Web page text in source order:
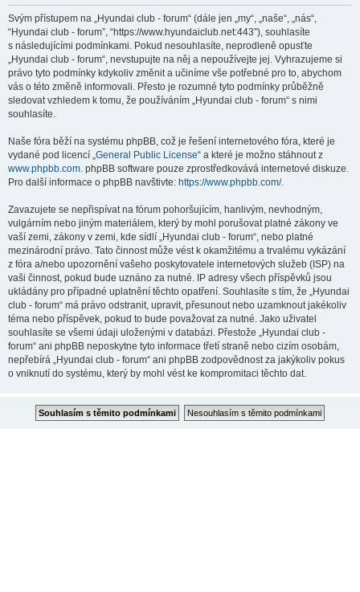
Svým přístupem na „Hyundai club - forum“ (dále jen „my“, „naše“, „nás“,
“Hyundai club - forum”, “https://www.hyundaiclub.net:443”), souhlasíte
s následujícími podmínkami. Pokud nesouhlasíte, neprodleně opusťte
„Hyundai club - forum“, nevstupujte na něj a nepoužívejte jej. Vyhrazujeme si
právo tyto podmínky kdykoliv změnit a učiníme vše potřebné pro to, abychom
vás o této změně informovali. Přesto je rozumné tyto podmínky průběžně
sledovat vzhledem k tomu, že používáním „Hyundai club - forum“ s nimi
souhlasíte.
Naše fóra běží na systému phpBB, což je řešení internetového fóra, které je
vydané pod licencí „General Public License“ a které je možno stáhnout z
www.phpbb.com. phpBB software pouze zprostředkovává internetové diskuze.
Pro další informace o phpBB navštivte: https://www.phpbb.com/.
Zavazujete se nepřispívat na fórum pohoršujícím, hanlivým, nevhodným,
vulgárním nebo jiným materiálem, který by mohl porušovat platné zákony ve
vaší zemi, zákony v zemi, kde sídlí „Hyundai club - forum“, nebo platné
mezinárodní právo. Tato činnost může vést k okamžitému a trvalému vykázání
z fóra a/nebo upozornění vašeho poskytovatele internetových služeb (ISP) na
vaši činnost, pokud bude uznáno za nutné. IP adresy všech příspěvků jsou
ukládány pro případné uplatnění těchto opatření. Souhlasíte s tím, že „Hyundai
club - forum“ má právo odstranit, upravit, přesunout nebo uzamknout jakékoliv
téma nebo příspěvek, pokud to bude považovat za nutné. Jako uživatel
souhlasíte se všemi údaji uloženými v databázi. Přestože „Hyundai club -
forum“ ani phpBB neposkytne tyto informace třetí straně nebo cizím osobám,
nepřebírá „Hyundai club - forum“ ani phpBB zodpovědnost za jakýkoliv pokus
o vniknutí do systému, který by mohl vést ke kompromitaci těchto dat.